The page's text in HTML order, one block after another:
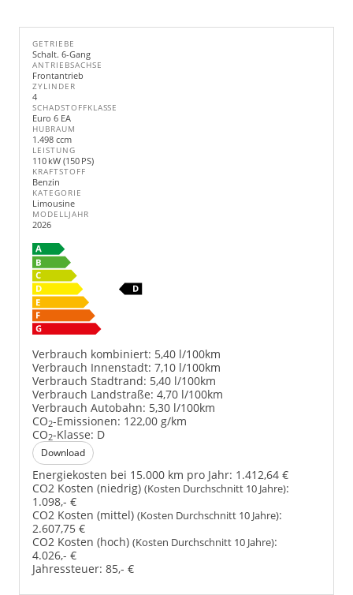
GETRIEBE
Schalt. 6-Gang
ANTRIEBSACHSE
Frontantrieb
ZYLINDER
4
SCHADSTOFFKLASSE
Euro 6 EA
HUBRAUM
1.498 ccm
LEISTUNG
110 kW (150 PS)
KRAFTSTOFF
Benzin
KATEGORIE
Limousine
MODELLJAHR
2026
Verbrauch kombiniert: 5,40 l/100km
Verbrauch Innenstadt: 7,10 l/100km
Verbrauch Stadtrand: 5,40 l/100km
Verbrauch Landstraße: 4,70 l/100km
Verbrauch Autobahn: 5,30 l/100km
CO2-Emissionen: 122,00 g/km
CO2-Klasse: D
Download
Energiekosten bei 15.000 km pro Jahr: 1.412,64 €
CO2 Kosten (niedrig) (Kosten Durchschnitt 10 Jahre):
1.098,- €
CO2 Kosten (mittel) (Kosten Durchschnitt 10 Jahre):
2.607,75 €
CO2 Kosten (hoch) (Kosten Durchschnitt 10 Jahre):
4.026,- €
Jahressteuer: 85,- €